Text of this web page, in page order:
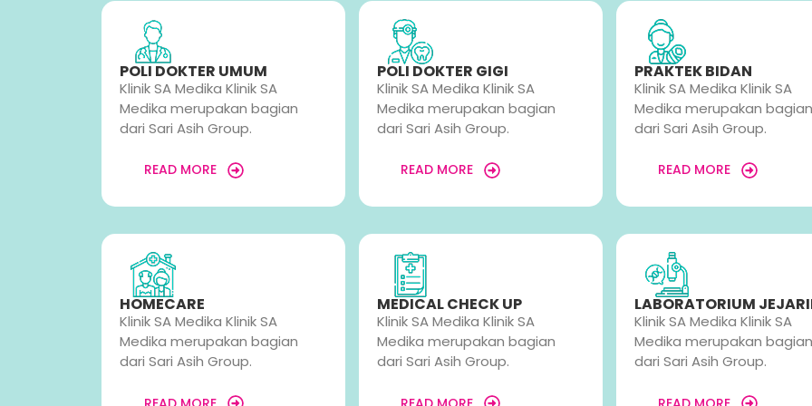
POLI DOKTER UMUM
Klinik SA Medika Klinik SA
Medika merupakan bagian
dari Sari Asih Group.
READ MORE
POLI DOKTER GIGI
Klinik SA Medika Klinik SA
Medika merupakan bagian
dari Sari Asih Group.
READ MORE
PRAKTEK BIDAN
Klinik SA Medika Klinik SA
Medika merupakan bagian
dari Sari Asih Group.
READ MORE
HOMECARE
Klinik SA Medika Klinik SA
Medika merupakan bagian
dari Sari Asih Group.
MEDICAL CHECK UP
Klinik SA Medika Klinik SA
Medika merupakan bagian
dari Sari Asih Group.
LABORATORIUM
Klinik SA Medika Klinik SA
Medika merupakan bagian
dari Sari Asih Group.